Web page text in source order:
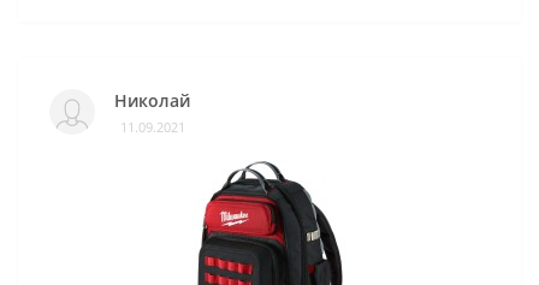
Николай
11.09.2021